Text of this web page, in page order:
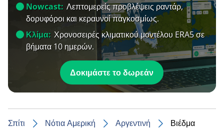
Nowcast: Λεπτομερείς προβλέψεις ραντάρ,
δορυφόροι και κεραυνοί παγκοσμίως.
Κλίμα: Χρονοσειρές κλιματικού μοντέλου ERA5 σε
βήματα 10 ημερών.
Δοκιμάστε το δωρεάν
Σπίτι Νότια Αμερική Αργεντινή Βιέδμα